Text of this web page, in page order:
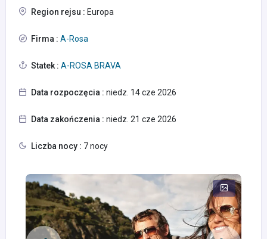
Region rejsu : Europa
Firma : A-Rosa
Statek : A-ROSA BRAVA
Data rozpoczęcia : niedz. 14 cze 2026
Data zakończenia : niedz. 21 cze 2026
Liczba nocy : 7 nocy